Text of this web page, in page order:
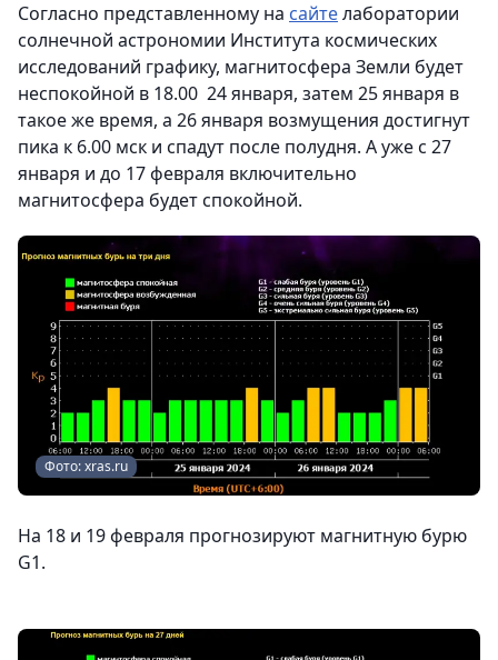
Согласно представленному на сайтелаборатории
солнечной астрономии Института космических
исследований графику, магнитосфера Земли будет
неспокойной в 18.00 24 января, затем 25 января в
такое же время, а 26 января возмущения достигнут
пика к 6.00 мск и спадут после полудня. А уже с 27
января и до 17 февраля включительно
магнитосфера будет спокойной.
Фото: xras.ru
На 18 и 19 февраля прогнозируют магнитную бурю
G1.